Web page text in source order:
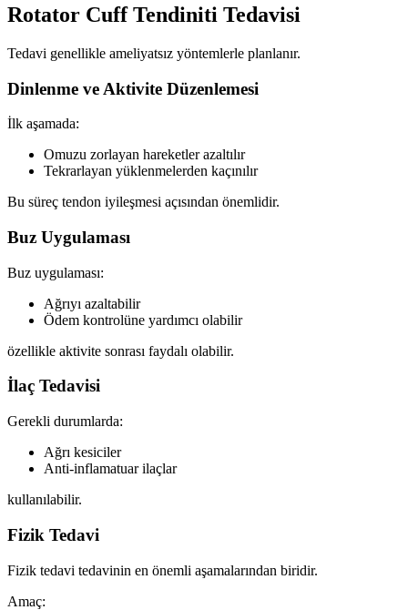
Rotator Cuff Tendiniti Tedavisi
Tedavi genellikle ameliyatsız yöntemlerle planlanır.
Dinlenme ve Aktivite Düzenlemesi
İlk aşamada:
Omuzu zorlayan hareketler azaltılır
Tekrarlayan yüklenmelerden kaçınılır
Bu süreç tendon iyileşmesi açısından önemlidir.
Buz Uygulaması
Buz uygulaması:
Ağrıyı azaltabilir
Ödem kontrolüne yardımcı olabilir
özellikle aktivite sonrası faydalı olabilir.
İlaç Tedavisi
Gerekli durumlarda:
Ağrı kesiciler
Anti-inflamatuar ilaçlar
kullanılabilir.
Fizik Tedavi
Fizik tedavi tedavinin en önemli aşamalarından biridir.
Amaç: